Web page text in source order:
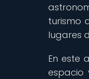
turismo
lugares
En este
espacio